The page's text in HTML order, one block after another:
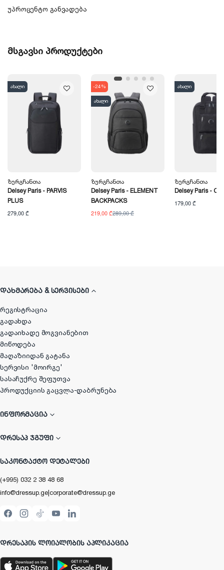
უპროცენტო განვადება
მსგავსი პროდუქტები
ახალი
Ზურგჩანთა
Delsey Paris - PARVIS
PLUS
279,00 ₾
-24%
ახალი
Ზურგჩანთა
Delsey Paris - ELEMENT
BACKPACKS
219,00 ₾289,00 ₾
ახალი
Ზურგჩანთა
Delsey Paris -
179,00 ₾
ᲓᲐᲮᲛᲐᲠᲔᲑᲐ & ᲡᲔᲠᲕᲘᲡᲔᲑᲘ
რეგისტრაცია
გადახდა
გადაიხადე მოგვიანებით
მიწოდება
მაღაზიიდან გატანა
სერვისი 'მოირგე'
სასაჩუქრე შეფუთვა
პროდუქციის გაცვლა-დაბრუნება
ᲘᲜᲤᲝᲠᲛᲐᲪᲘᲐ
ᲓᲠᲔᲡᲐᲞ ᲯᲒᲣᲤᲘ
ᲡᲐᲙᲝᲜᲢᲐᲥᲢᲝ ᲓᲔᲢᲐᲚᲔᲑᲘ
(+995) 032 2 38 48 68
info@dressup.ge|corporate@dressup.ge
ᲓᲠᲔᲡᲐᲞᲘᲡ ᲚᲝᲘᲐᲚᲝᲑᲘᲡ ᲐᲞᲚᲘᲙᲐᲪᲘᲐ